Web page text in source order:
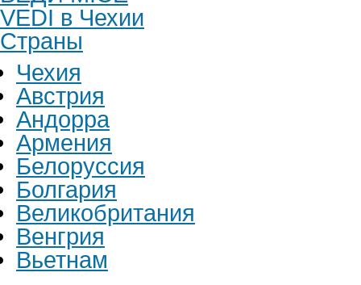
VEDI в Чехии
Страны
Чехия
Австрия
Андорра
Армения
Белоруссия
Болгария
Великобритания
Венгрия
Вьетнам